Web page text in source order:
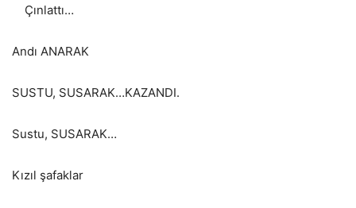
Çınlattı…
Andı ANARAK
SUSTU, SUSARAK…KAZANDI.
Sustu, SUSARAK…
Kızıl şafaklar